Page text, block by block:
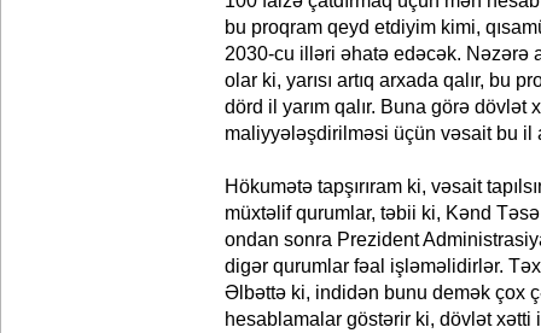
bu proqram qeyd etdiyim kimi,
2030-cu illəri əhatə edəcək. Nəzərə
olar ki, yarısı artıq arxada qalır, bu
dörd il yarım qalır. Buna görə dövlət
maliyyələşdirilməsi üçün vəsait bu il
Hökumətə tapşırıram ki, vəsait
müxtəlif qurumlar, təbii ki, Kənd
ondan sonra Prezident
digər qurumlar fəal işləməlidirlər.
Əlbəttə ki, indidən bunu demək çox
hesablamalar göstərir ki, dövlət xətti